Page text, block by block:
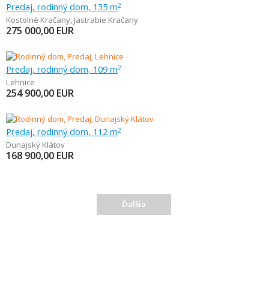
Predaj, rodinný dom, 135 m2
Kostolné Kračany, Jastrabie Kračany
275 000,00 EUR
Predaj, rodinný dom, 109 m2
Lehnice
254 900,00 EUR
Predaj, rodinný dom, 112 m2
Dunajský Klátov
168 900,00 EUR
Ďalšia